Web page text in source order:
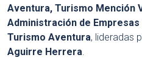
Aventura, Turismo Mención
Administración de
Turismo Aventura, lideradas
Aguirre Herrera.